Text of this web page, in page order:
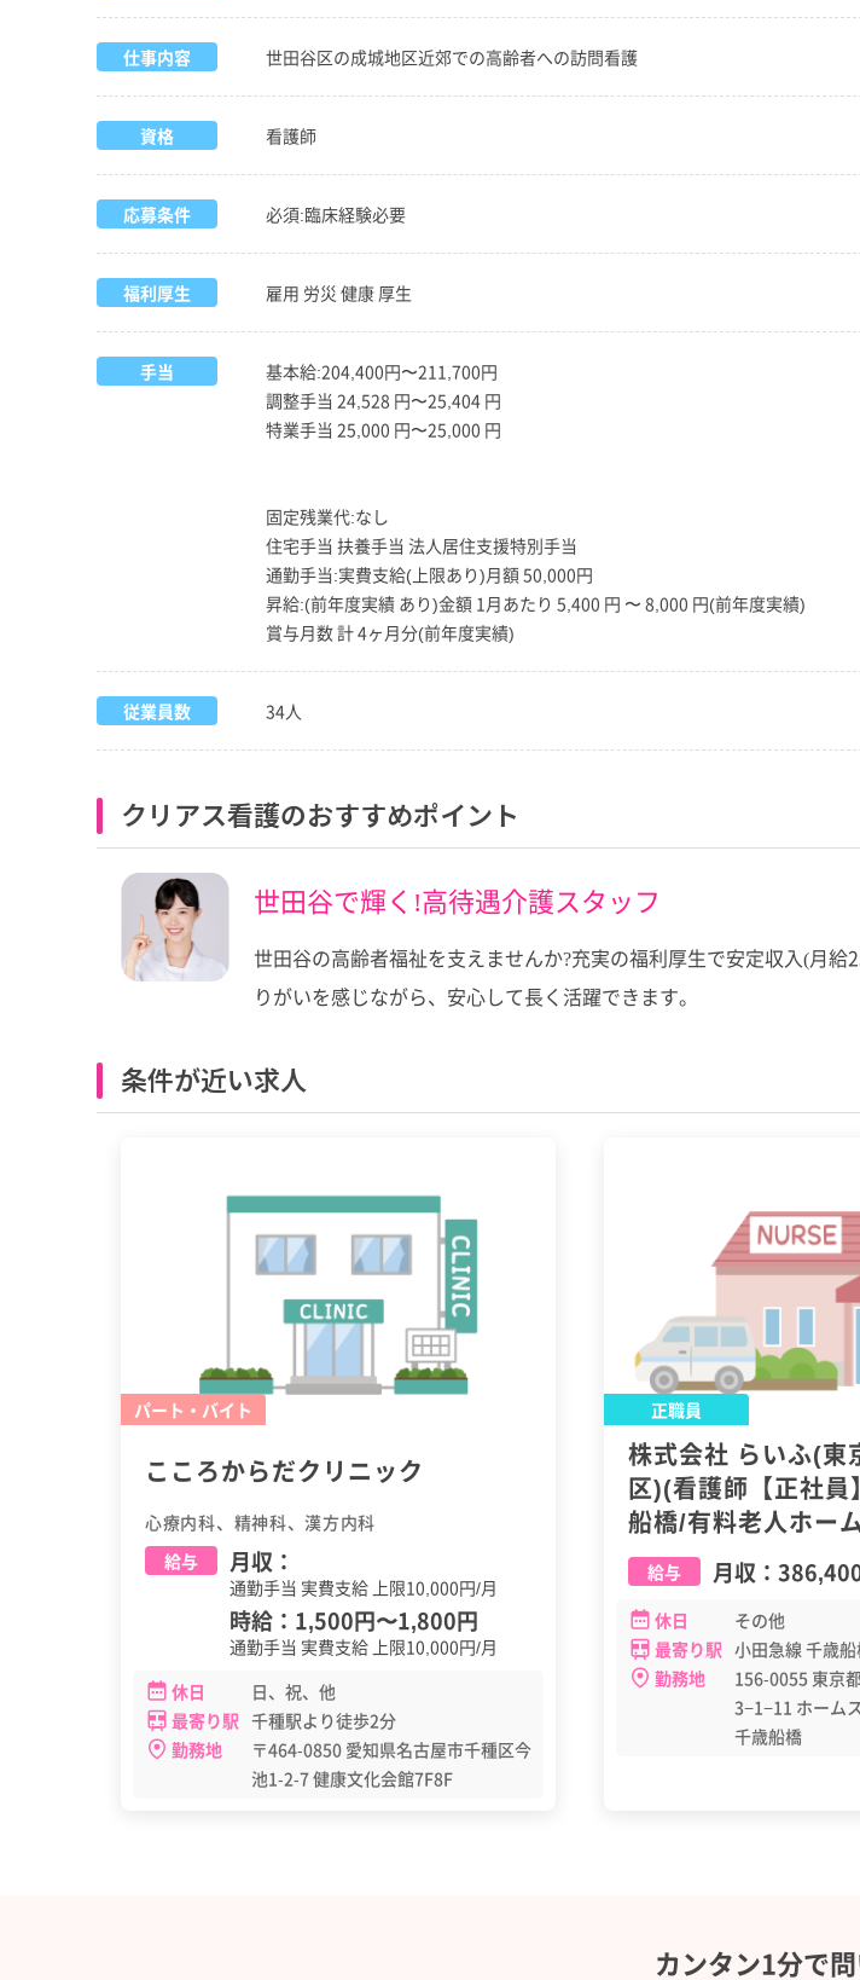
仕事内容 世田谷区の成城地区近郊での高齢者への訪問看護
資格 看護師
応募条件 必須:臨床経験必要
福利厚生 雇用 労災 健康 厚生
手当
基本給:204,400円〜211,700円
調整手当 24,528 円〜25,404 円
特業手当 25,000 円〜25,000 円
固定残業代:なし
住宅手当 扶養手当 法人居住支援特別手当
通勤手当:実費支給(上限あり)月額 50,000円
昇給:(前年度実績 あり)金額 1月あたり 5,400 円 〜 8,000 円(前年度実績)
賞与月数 計 4ヶ月分(前年度実績)
従業員数 34人
クリアス看護のおすすめポイント
世田谷で輝く!高待遇介護スタッフ
世田谷の高齢者福祉を支えませんか?充実の福利厚生で安定収入(月
りがいを感じながら、安心して長く活躍できます。
条件が近い求人
パート・バイト
こころからだクリニック
心療内科、精神科、漢方内科
給与
月収：
通勤手当 実費支給 上限10,000円/月
時給： 1,500円〜1,800円
通勤手当 実費支給 上限10,000円/月
休日
日、祝、他
最寄り駅 千種駅より徒歩2分
勤務地
〒464-0850 愛知県名古屋市千種区今
池1-2-7 健康文化会館7F8F
正職員
株式会社 らいふ(東
区)(看護師【正社員
船橋/有料老人ホー
給与 月収：
休日
その他
最寄り駅 小田急線 千歳
勤務地
156-0055 東京
3−1−11 ホーム
千歳船橋
カンタン1分で